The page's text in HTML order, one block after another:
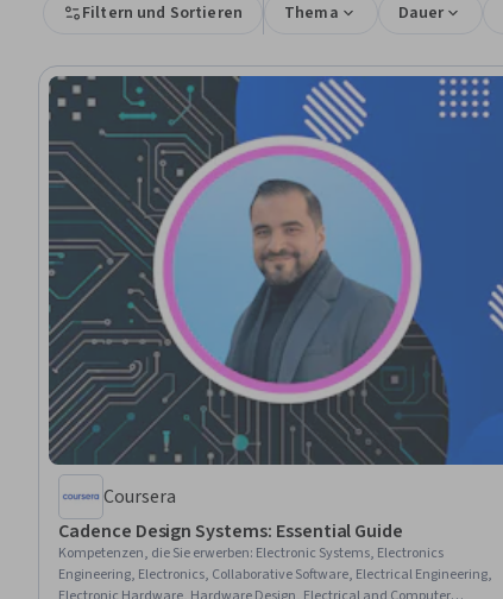
Filtern und Sortieren Thema Dauer
Coursera
Cadence Design Systems: Essential Guide
Kompetenzen, die Sie erwerben: Electronic Systems, Electronics
Engineering, Electronics, Collaborative Software, Electrical Engineering,